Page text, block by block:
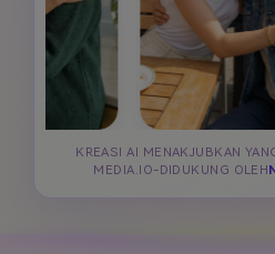
KREASI AI MENAKJUBKAN
MEDIA.IO-DIDUKUNG OLEH